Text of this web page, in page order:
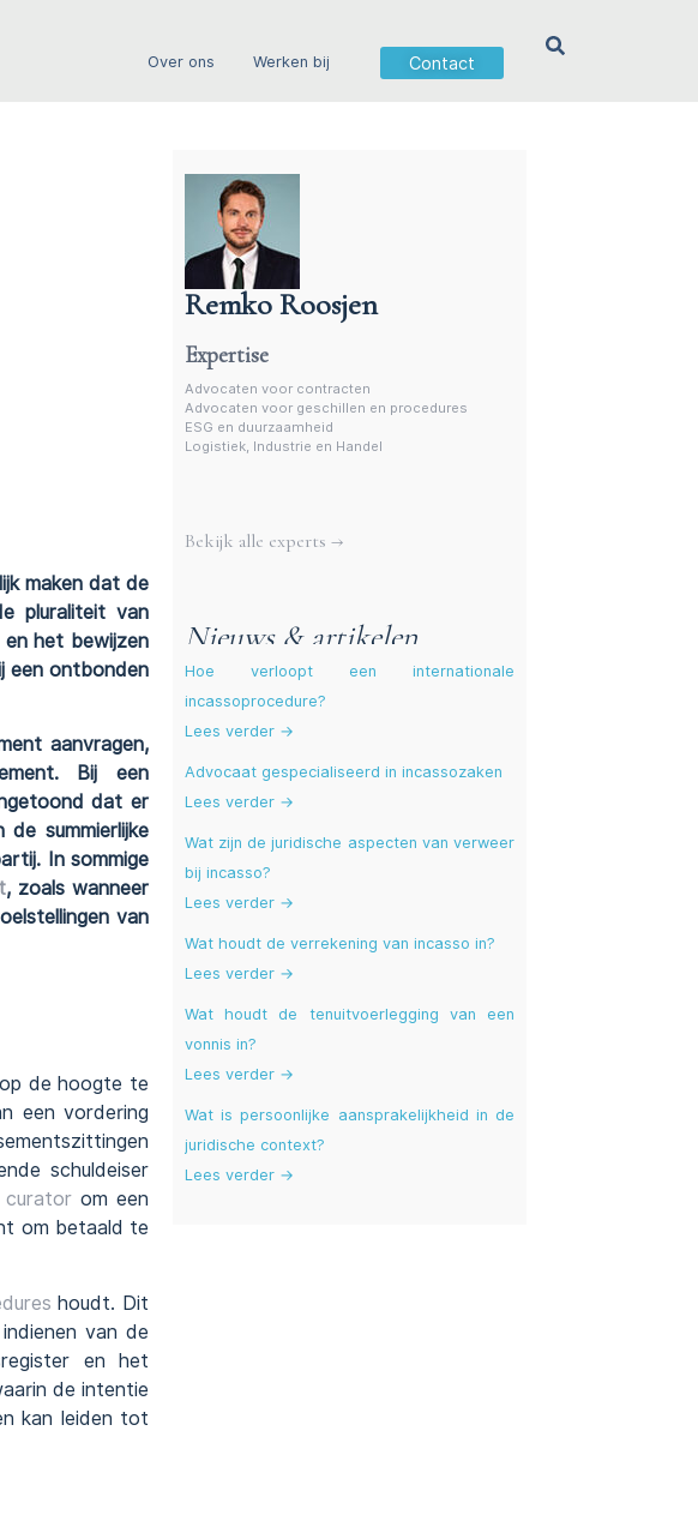
Over ons Werken bij Contact
maken dat de
pluraliteit van
het bewijzen
een ontbonden
aanvragen,
Bij een
dat er
summierlijke
In sommige
, zoals wanneer
van
de hoogte te
een vordering
schuldeiser
curatorom een
om betaald te
houdt. Dit
van de
en het
de intentie
kan leiden tot
Remko Roosjen
Incasso advocaat
Expertise
Advocaten voor contracten
Advocaten voor geschillen en procedures
ESG en duurzaamheid
Logistiek, Industrie en Handel
Meer experts
Bekijk alle experts →
Nieuws & artikelen
Hoe verloopt een internationale
incassoprocedure?
Lees verder →
Advocaat gespecialiseerd in incassozaken
Lees verder →
Wat zijn de juridische aspecten van verweer
bij incasso?
Lees verder →
Wat houdt de verrekening van incasso in?
Lees verder →
Wat houdt de tenuitvoerlegging van een
vonnis in?
Lees verder →
Wat is persoonlijke aansprakelijkheid in de
juridische context?
Lees verder →